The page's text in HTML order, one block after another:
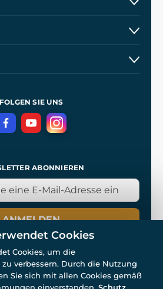
FOLGEN SIE UNS
ABONNIEREN
ANMELDEN
Cookies
Cookies, um die
verbessern. Durch die Nutzung
Sie sich mit allen Cookies gemäß